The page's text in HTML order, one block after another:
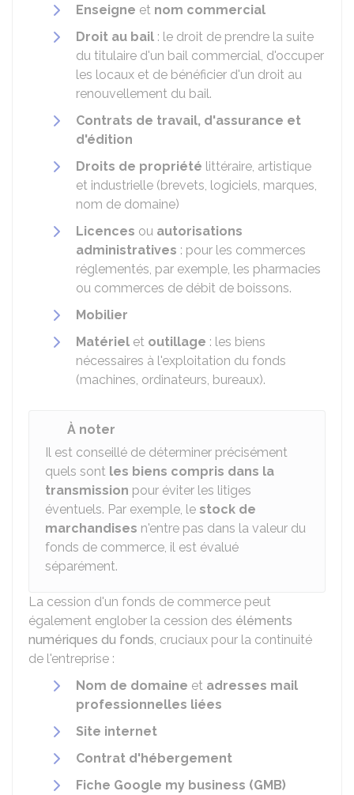
Enseigne et nom commercial
Droit au bail : le droit de prendre la suite
du titulaire d'un bail commercial, d'occuper
les locaux et de bénéficier d'un droit au
renouvellement du bail.
Contrats de travail, d'assurance et
d'édition
Droits de propriété littéraire, artistique
et industrielle (brevets, logiciels, marques,
nom de domaine)
Licences ou autorisations
administratives : pour les commerces
réglementés, par exemple, les pharmacies
ou commerces de débit de boissons.
Mobilier
Matériel et outillage : les biens
nécessaires à l'exploitation du fonds
(machines, ordinateurs, bureaux).
À noter
Il est conseillé de déterminer précisément
quels sont les biens compris dans la
transmission pour éviter les litiges
éventuels. Par exemple, le stock de
marchandises n'entre pas dans la valeur du
fonds de commerce, il est évalué
séparément.
La cession d'un fonds de commerce peut
également englober la cession des éléments
numériques du fonds, cruciaux pour la continuité
de l'entreprise :
Nom de domaine et adresses mail
professionnelles liées
Site internet
Contrat d'hébergement
Fiche Google my business (GMB)